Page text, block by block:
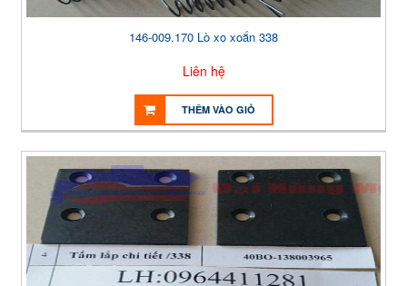
146-009.170 Lò xo xoắn 338
Liên hệ
THÊM VÀO GIỎ